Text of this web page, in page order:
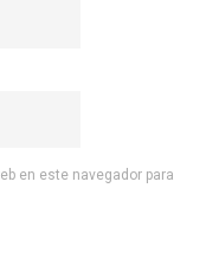
en este navegador para